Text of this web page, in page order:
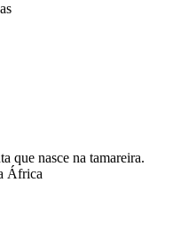
que nasce na tamareira.
África